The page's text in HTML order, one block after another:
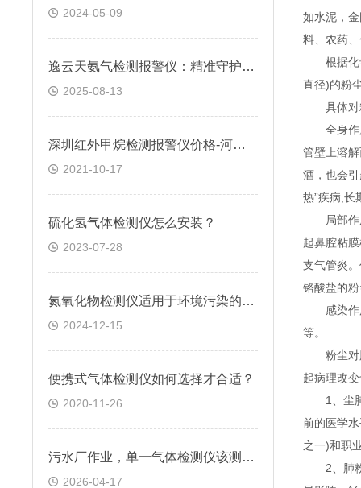
2024-05-09
逸云天氨气检测报警仪：精准守护，安全无忧的工业卫士
2025-08-13
深圳红外甲烷检测报警仪价格-河南甲烷检测报警仪厂家-逸云天
2021-10-17
硫化氢气体检测仪怎么安装？
2023-07-28
氮氧化物检测仪适用于环境污染的快速检测
2024-12-15
便携式气体检测仪如何选择才合适？
2020-11-26
污水厂作业，单一气体检测仪该测哪种气体？
2026-04-17
如水泥，
料、农药
根据化学
直径)的粉
具体对
全身作用
管壁上溶
酒，也会
热”疾病;长
局部作用
起鼻腔粘
支气管炎
铬酸盐的
感染作用
等。
粉尘对肺
起病理改
1、尘肺
前的医学
之一)和职
2、肺粉